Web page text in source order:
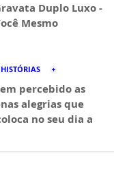
Duplo Luxo -
Mesmo
percebido as
alegrias que
no seu dia a